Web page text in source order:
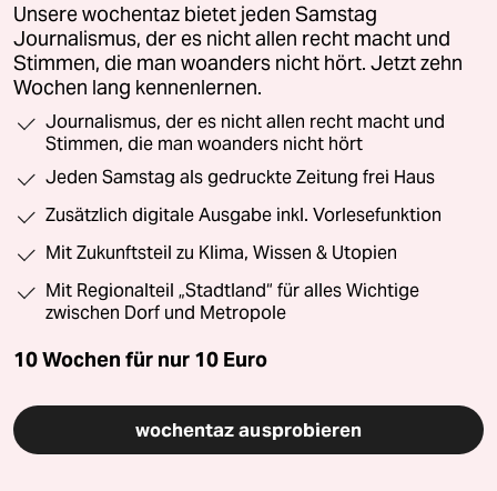
Unsere wochentaz bietet jeden Samstag
Journalismus, der es nicht allen recht macht und
Stimmen, die man woanders nicht hört. Jetzt zehn
Wochen lang kennenlernen.
Journalismus, der es nicht allen recht macht und
Stimmen, die man woanders nicht hört
Jeden Samstag als gedruckte Zeitung frei Haus
Zusätzlich digitale Ausgabe inkl. Vorlesefunktion
Mit Zukunftsteil zu Klima, Wissen & Utopien
Mit Regionalteil „Stadtland“ für alles Wichtige
zwischen Dorf und Metropole
10 Wochen für nur 10 Euro
wochentaz ausprobieren